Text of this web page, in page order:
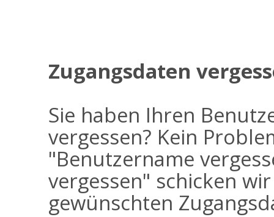
Zugangsdaten
Sie haben Ihren
vergessen? Kein
"Benutzername
vergessen" schicken
gewünschten